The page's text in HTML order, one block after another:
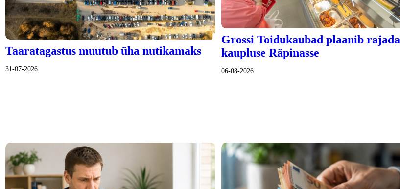
Taaratagastus muutub üha nutikamaks
31-07-2026
Grossi Toidukaubad plaanib rajada
kaupluse Räpinasse
06-08-2026